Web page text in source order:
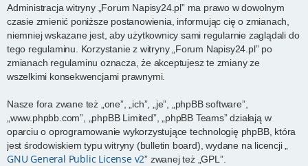
Administracja witryny „Forum Napisy24.pl” ma prawo w dowolnym
czasie zmienić poniższe postanowienia, informując cię o zmianach,
niemniej wskazane jest, aby użytkownicy sami regularnie zaglądali do
tego regulaminu. Korzystanie z witryny „Forum Napisy24.pl” po
zmianach regulaminu oznacza, że akceptujesz te zmiany ze
wszelkimi konsekwencjami prawnymi.
Nasze fora zwane też „one”, „ich”, „je”, „phpBB software”,
„www.phpbb.com”, „phpBB Limited”, „phpBB Teams” działają w
oparciu o oprogramowanie wykorzystujące technologię phpBB, która
jest środowiskiem typu witryny (bulletin board), wydane na licencji „
GNU General Public License v2” zwanej też „GPL”.